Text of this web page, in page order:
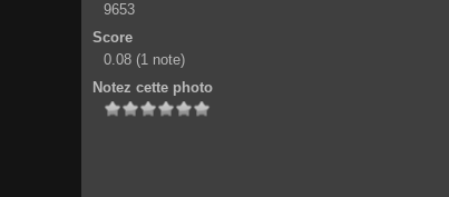
9653
Score
0.08 (1 note)
Notez cette photo